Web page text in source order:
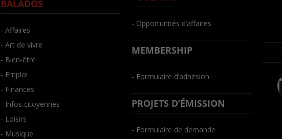
BALADOS
- Affaires
- Art de vivre
- Bien-être
- Emploi
- Finances
- Infos citoyennes
- Loisirs
- Musique
- Opportunités d’affaires
MEMBERSHIP
- Formulaire d’adhésion
PROJETS D’ÉMISSION
- Formulaire de demande